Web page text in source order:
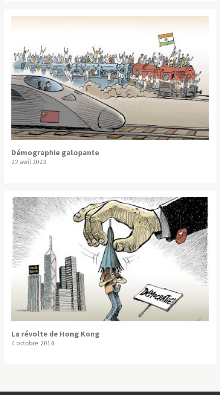
Démographie galopante
22 avril 2023
La révolte de Hong Kong
4 octobre 2014